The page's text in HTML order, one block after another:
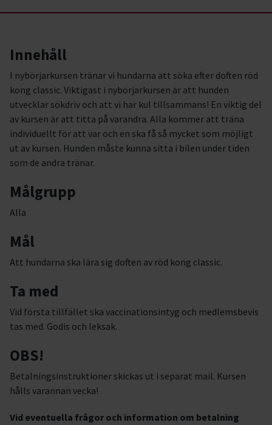
Innehåll
I nybörjarkursen tränar vi hundarna att söka efter doften röd
kong classic. Viktigast i nybörjarkursen är att hunden
utvecklar sökdriv och att vi har kul tillsammans! En viktig del
av kursen är att titta på varandra. Alla kommer att träna
individuellt för att var och en ska få så mycket som möjligt
ut av kursen. Hunden måste kunna sitta i bilen under tiden
som de andra tränar.
Målgrupp
Alla
Mål
Att hundarna ska lära sig doften av röd kong classic.
Ta med
Vid första tillfället ska vaccinationsintyg och medlemsbevis
tas med. Godis och leksak.
OBS!
Betalningsinstruktioner skickas ut i separat mail. Kursen
hålls varannan vecka!
Vid eventuella frågor och information om betalning